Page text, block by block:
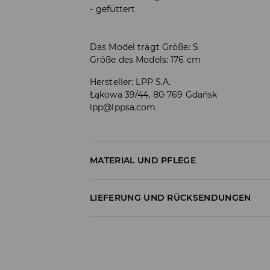
gefüttert
Das Model trägt Größe: S
Größe des Models: 176 cm
Hersteller: LPP S.A.
Łąkowa 39/44, 80-769 Gdańsk
lpp@lppsa.com
MATERIAL UND PFLEGE
Material I : 100.0% POLYESTER
Material III: 100.0% POLYESTER
LIEFERUNG UND RÜCKSENDUNGEN